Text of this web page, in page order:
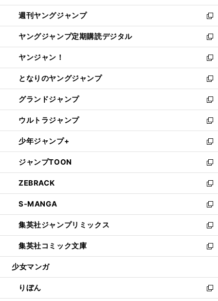
開
く
ウ
で
開
く
ン
ド
ウ
で
開
く
ウ
ィ
ン
ド
ウ
で
開
く
週刊ヤングジャンプ
新
し
い
ウ
ィ
ン
ド
ウ
で
開
く
ヤングジャンプ定期購読デジタル
新
し
い
ウ
ィ
ン
ド
ウ
で
開
く
ヤンジャン！
新
し
い
ウ
ィ
ン
ド
ウ
で
開
く
となりのヤングジャンプ
新
し
い
ウ
ィ
ン
ド
ウ
で
開
く
グランドジャンプ
新
し
い
ウ
ィ
ン
ド
ウ
で
開
く
ウルトラジャンプ
新
し
い
ウ
ィ
ン
ド
ウ
で
開
く
少年ジャンプ+
新
し
い
ウ
ィ
ン
ド
ウ
で
開
く
ジャンプTOON
新
し
い
ウ
ィ
ン
ド
ウ
で
開
ZEBRACK
新
し
い
ウ
ィ
ン
ド
ウ
開
く
S-MANGA
新
し
い
ウ
ィ
ン
ウ
で
開
集英社ジャンプリミックス
新
し
い
ウ
ン
ド
ウ
集英社コミック文庫
新
し
ウ
ィ
ン
少女マンガ
りぼん
新